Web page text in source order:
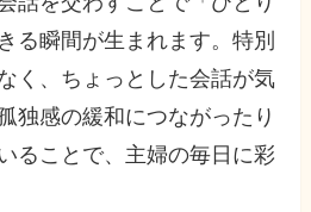
る瞬間が生まれます。特別
く、ちょっとした会話が気
独感の緩和につながったり
ることで、主婦の毎日に彩